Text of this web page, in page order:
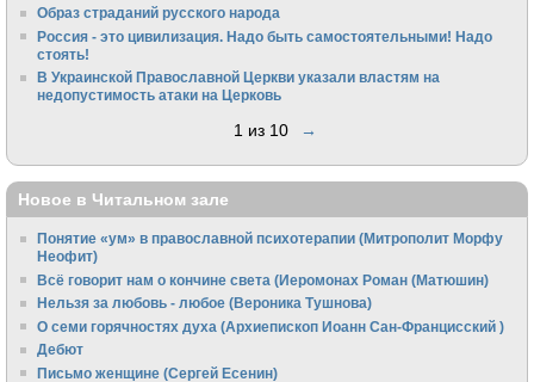
Образ страданий русского народа
Россия - это цивилизация. Надо быть самостоятельными! Надо
стоять!
В Украинской Православной Церкви указали властям на
недопустимость атаки на Церковь
1 из 10 →
Новое в Читальном зале
Понятие «ум» в православной психотерапии (Митрополит Морфу
Неофит)
Всё говорит нам о кончине света (Иеромонах Роман (Матюшин)
Нельзя за любовь - любое (Вероника Тушнова)
О семи горячностях духа (Архиепископ Иоанн Сан-Францисский )
Дебют
Письмо женщине (Сергей Есенин)